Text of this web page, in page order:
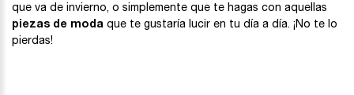
que va de invierno, o simplemente que te hagas con aquellas
piezas de moda que te gustaría lucir en tu día a día. ¡No te lo
pierdas!